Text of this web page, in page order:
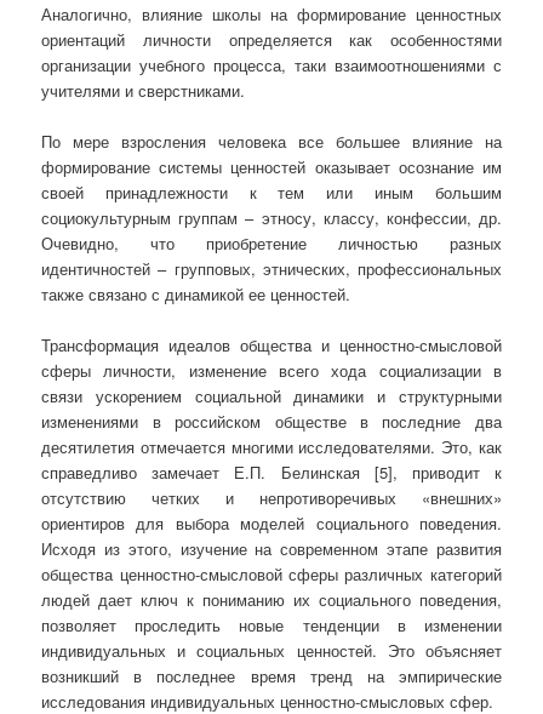
Аналогично, влияние школы на формирование ценностных
ориентаций личности определяется как особенностями
организации учебного процесса, таки взаимоотношениями с
учителями и сверстниками.
По мере взросления человека все большее влияние на
формирование системы ценностей оказывает осознание им
своей принадлежности к тем или иным большим
социокультурным группам – этносу, классу, конфессии, др.
Очевидно, что приобретение личностью разных
идентичностей – групповых, этнических, профессиональных
также связано с динамикой ее ценностей.
Трансформация идеалов общества и ценностно-смысловой
сферы личности, изменение всего хода социализации в
связи ускорением социальной динамики и структурными
изменениями в российском обществе в последние два
десятилетия отмечается многими исследователями. Это, как
справедливо замечает Е.П. Белинская [5], приводит к
отсутствию четких и непротиворечивых «внешних»
ориентиров для выбора моделей социального поведения.
Исходя из этого, изучение на современном этапе развития
общества ценностно-смысловой сферы различных категорий
людей дает ключ к пониманию их социального поведения,
позволяет проследить новые тенденции в изменении
индивидуальных и социальных ценностей. Это объясняет
возникший в последнее время тренд на эмпирические
исследования индивидуальных ценностно-смысловых сфер.